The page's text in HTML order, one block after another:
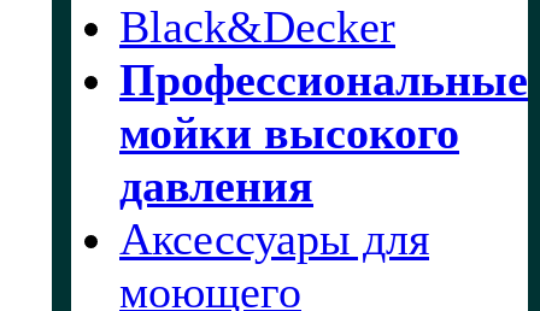
Black&Decker
Профессиональные
мойки высокого
давления
Аксессуары для
моющего